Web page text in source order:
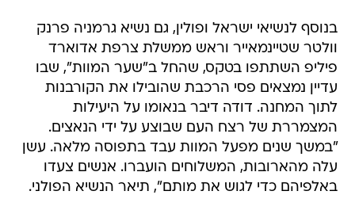
בנוסף לנשיאי ישראל ופולין, גם נשיא גרמניה פרנק
וולטר שטיינמאייר וראש ממשלת צרפת אדוארד
פיליפ השתתפו בטקס, שהחל ב"שער המוות", שבו
עדיין נמצאים פסי הרכבת שהובילו את הקורבנות
לתוך המחנה. דודה דיבר בנאומו על היעילות
המצמררת של רצח העם שבוצע על ידי הנאצים.
"במשך שנים מפעל המוות עבד בתפוסה מלאה. עשן
עלה מהארובות, המשלוחים הועברו. אנשים צעדו
באלפיהם כדי לגוש את מותם", תיאר הנשיא הפולני.